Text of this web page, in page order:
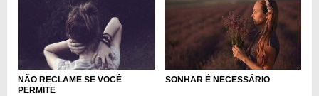
NÃO RECLAME SE VOCÊ
PERMITE
SONHAR É NECESSÁRIO